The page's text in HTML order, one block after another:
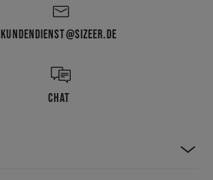
KUNDENDIENST@SIZEER.DE
CHAT